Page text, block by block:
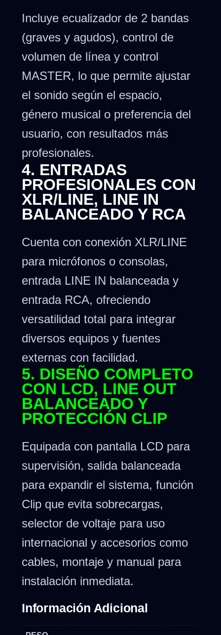
Incluye ecualizador de 2 bandas
(graves y agudos), control de
volumen de línea y control
MASTER, lo que permite ajustar
el sonido según el espacio,
género musical o preferencia del
usuario, con resultados más
profesionales.
4. ENTRADAS
PROFESIONALES CON
XLR/LINE, LINE IN
BALANCEADO Y RCA
Cuenta con conexión XLR/LINE
para micrófonos o consolas,
entrada LINE IN balanceada y
entrada RCA, ofreciendo
versatilidad total para integrar
diversos equipos y fuentes
externas con facilidad.
5. DISEÑO COMPLETO
CON LCD, LINE OUT
BALANCEADO Y
PROTECCIÓN CLIP
Equipada con pantalla LCD para
supervisión, salida balanceada
para expandir el sistema, función
Clip que evita sobrecargas,
selector de voltaje para uso
internacional y accesorios como
cables, montaje y manual para
instalación inmediata.
Información Adicional